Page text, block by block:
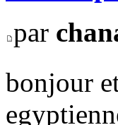
par
bonjour